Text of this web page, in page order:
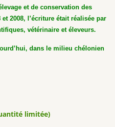
et de conservation des
2008, l’écriture était réalisée par
vétérinaire et éleveurs.
dans le milieu chélonien
limitée)